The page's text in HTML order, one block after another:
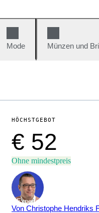
Mode Münzen und
HÖCHSTGEBOT
€ 52
Ohne mindestpreis
Experte
Von Christophe Hendriks